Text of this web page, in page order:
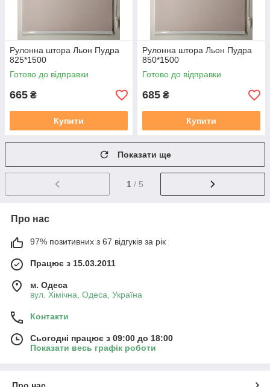
Рулонна штора Льон Пудра
825*1500
Готово до відправки
665 ₴
Купити
Рулонна штора Льон Пудра
850*1500
Готово до відправки
685 ₴
Купити
Показати ще
1 / 5
Про нас
97% позитивних з 67 відгуків за рік
Працює з 15.03.2011
м. Одеса
вул. Хiмiчна, Одеса, Україна
Контакти
Сьогодні працює з 09:00 до 18:00
Показати весь графік роботи